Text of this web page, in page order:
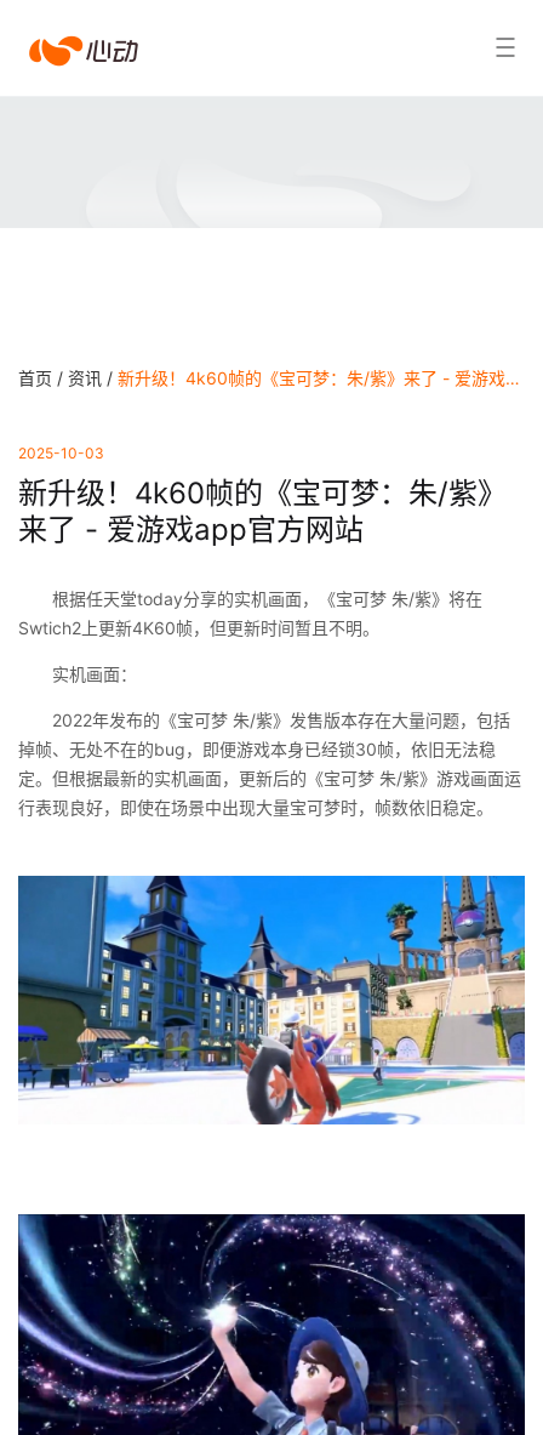
爱搜索结果
首页 / 资讯 / 新升级！4k60帧的《宝可梦：朱/紫》来了 - 爱游戏app官方网站
2025-10-03
新升级！4k60帧的《宝可梦：朱/紫》
来了 - 爱游戏app官方网站
根据任天堂today分享的实机画面，《宝可梦 朱/紫》将在
Swtich2上更新4K60帧，但更新时间暂且不明。
实机画面：
2022年发布的《宝可梦 朱/紫》发售版本存在大量问题，包括
掉帧、无处不在的bug，即便游戏本身已经锁30帧，依旧无法稳
定。但根据最新的实机画面，更新后的《宝可梦 朱/紫》游戏画面运
行表现良好，即使在场景中出现大量宝可梦时，帧数依旧稳定。